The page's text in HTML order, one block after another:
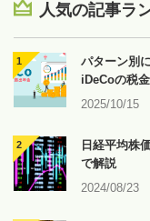
人気の記事ラ
パターン別
iDeCoの税
2025/10/15
日経平均株
で解説
2024/08/23